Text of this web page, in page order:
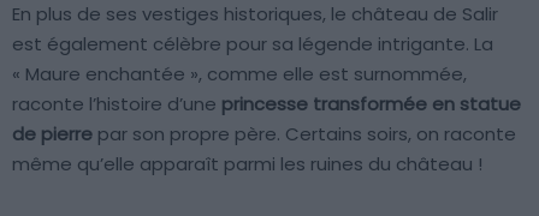
En plus de ses vestiges historiques, le château de Salir
est également célèbre pour sa légende intrigante. La
« Maure enchantée », comme elle est surnommée,
raconte l’histoire d’une princesse transformée en statue
de pierre par son propre père. Certains soirs, on raconte
même qu’elle apparaît parmi les ruines du château !